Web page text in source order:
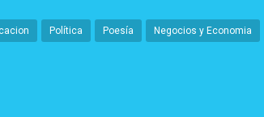
Política Poesía Negocios y Economia